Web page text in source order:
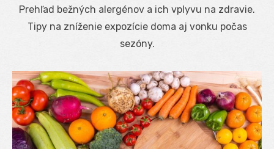
Prehľad bežných alergénov a ich vplyvu na zdravie.
Tipy na zníženie expozície doma aj vonku počas
sezóny.